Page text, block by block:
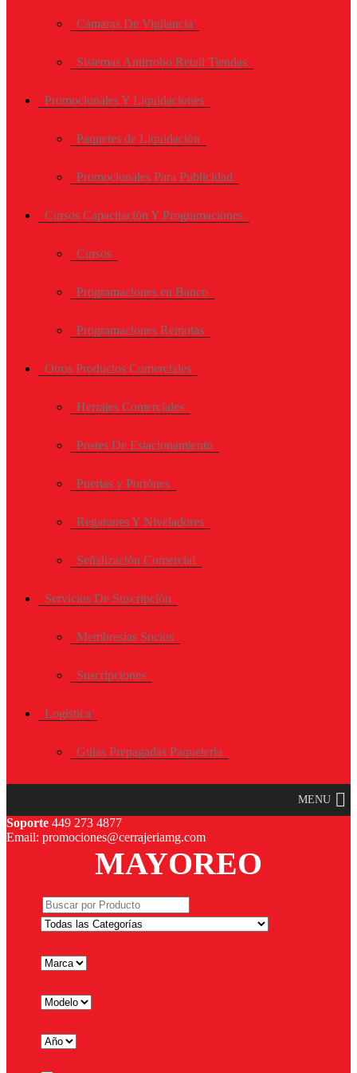
Cámaras De Vigilancia
Sistemas Antirrobo Retail Tiendas
Promocionales Y Liquidaciones
Paquetes de Liquidación
Promocionales Para Publicidad
Cursos Capacitación Y Programaciones
Cursos
Programaciones en Banco
Programaciones Remotas
Otros Productos Comerciales
Herrajes Comerciales
Postes De Estacionamiento
Puertas y Portónes
Regatones Y Niveladores
Señalización Comercial
Servicios De Suscripción
Membresías Socios
Suscripciones
Logística
Guías Prepagadas Paquetería
MENU
Soporte 449 273 4877
Email: promociones@cerrajeriamg.com
MAYOREO